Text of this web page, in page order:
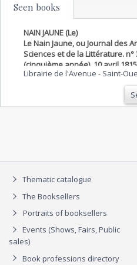
Seen books
NAIN JAUNE (Le)
Le Nain Jaune, ou Journal des
Sciences et de la Littérature. n°
(cinquième année). 10 avril
(cinquième année). 15 juillet
Librairie de l'Avenue - Saint-
Thematic catalogue
The Booksellers
Portraits of booksellers
Events (Shows, Fairs, Public
sales)
Book professions directory